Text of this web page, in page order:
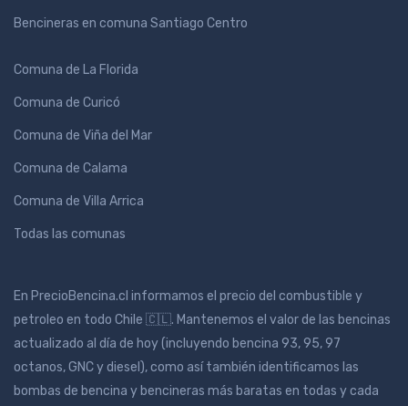
Bencineras en comuna Santiago Centro
Comuna de La Florida
Comuna de Curicó
Comuna de Viña del Mar
Comuna de Calama
Comuna de Villa Arrica
Todas las comunas
En PrecioBencina.cl informamos el precio del combustible y
petroleo en todo Chile 🇨🇱. Mantenemos el valor de las bencinas
actualizado al día de hoy (incluyendo bencina 93, 95, 97
octanos, GNC y diesel), como así también identificamos las
bombas de bencina y bencineras más baratas en todas y cada